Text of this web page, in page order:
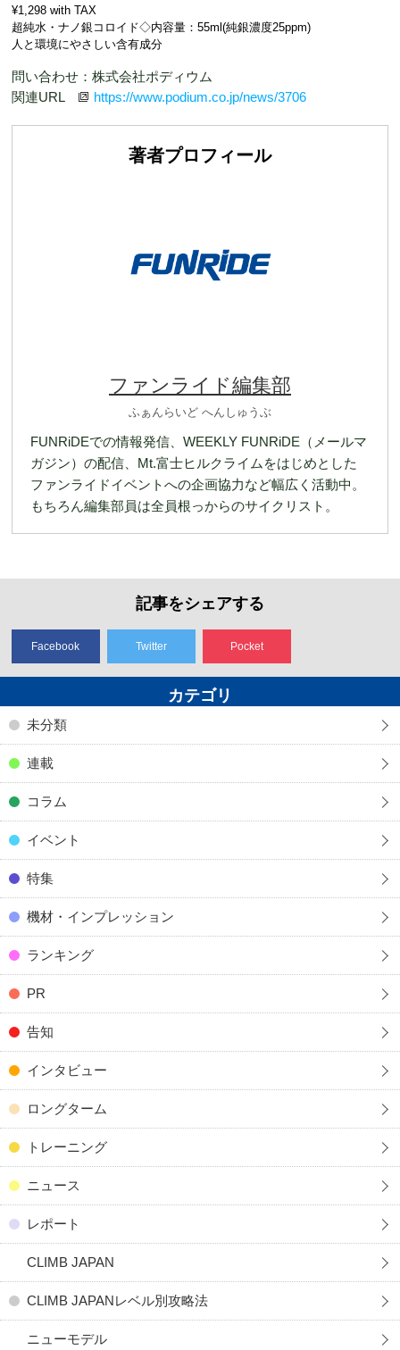
¥1,298 with TAX
超純水・ナノ銀コロイド◇内容量：55ml(純銀濃度25ppm)
人と環境にやさしい含有成分
問い合わせ：株式会社ポディウム
関連URL
https://www.podium.co.jp/news/3706
著者プロフィール
ファンライド編集部
ふぁんらいど へんしゅうぶ
FUNRiDEでの情報発信、WEEKLY FUNRiDE（メールマ
ガジン）の配信、Mt.富士ヒルクライムをはじめとした
ファンライドイベントへの企画協力など幅広く活動中。
もちろん編集部員は全員根っからのサイクリスト。
記事をシェアする
Facebook Twitter Pocket
カテゴリ
未分類
連載
コラム
イベント
特集
機材・インプレッション
ランキング
PR
告知
インタビュー
ロングターム
トレーニング
ニュース
レポート
CLIMB JAPAN
CLIMB JAPANレベル別攻略法
ニューモデル